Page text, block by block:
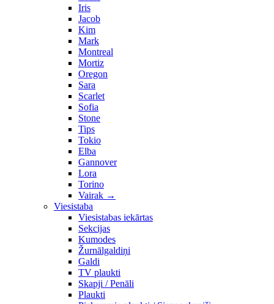
Iris
Jacob
Kim
Mark
Montreal
Mortiz
Oregon
Sara
Scarlet
Sofia
Stone
Tips
Tokio
Elba
Gannover
Lora
Torino
Vairak →
Viesistaba
Viesistabas iekārtas
Sekcijas
Kumodes
Žurnālgaldiņi
Galdi
TV plaukti
Skapji / Penāli
Plaukti